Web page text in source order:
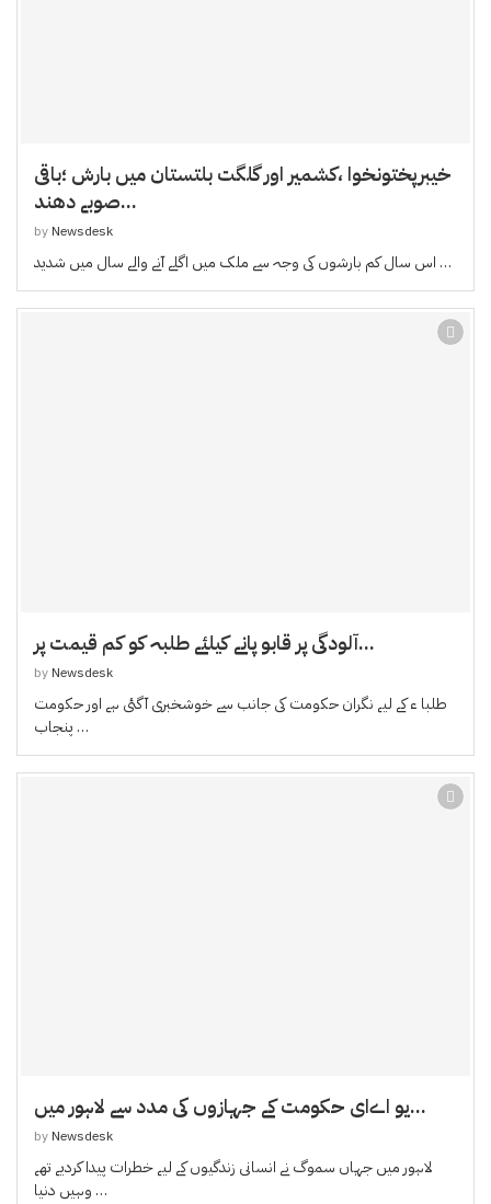
خیبرپختونخوا ،کشمیر اور گلگت بلتستان میں بارش ؛باقی
صوبے دھند...
by Newsdesk
اس سال کم بارشوں کی وجہ سے ملک میں اگلے آنے والے سال میں شدید …
آلودگی پر قابو پانے کیلئے طلبہ کو کم قیمت پر...
by Newsdesk
طلبا ء کے لیے نگران حکومت کی جانب سے خوشخبری آگئی ہے اور حکومت
پنجاب …
یو اےای حکومت کے جہازوں کی مدد سے لاہور میں...
by Newsdesk
لاہور میں جہاں سموگ نے انسانی زندگیوں کے لیے خطرات پیدا کردیے تھے
وہیں دنیا …